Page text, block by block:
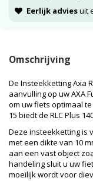
Eerlijk adviesuit
Omschrijving
De Insteekketting Axa
aanvulling op uw AXA
om uw fiets optimaal
15 biedt de RLC Plus
Deze insteekketting is
met een dikte van 10
aan een vast object
handeling sluit u uw
moeilijk wordt voor